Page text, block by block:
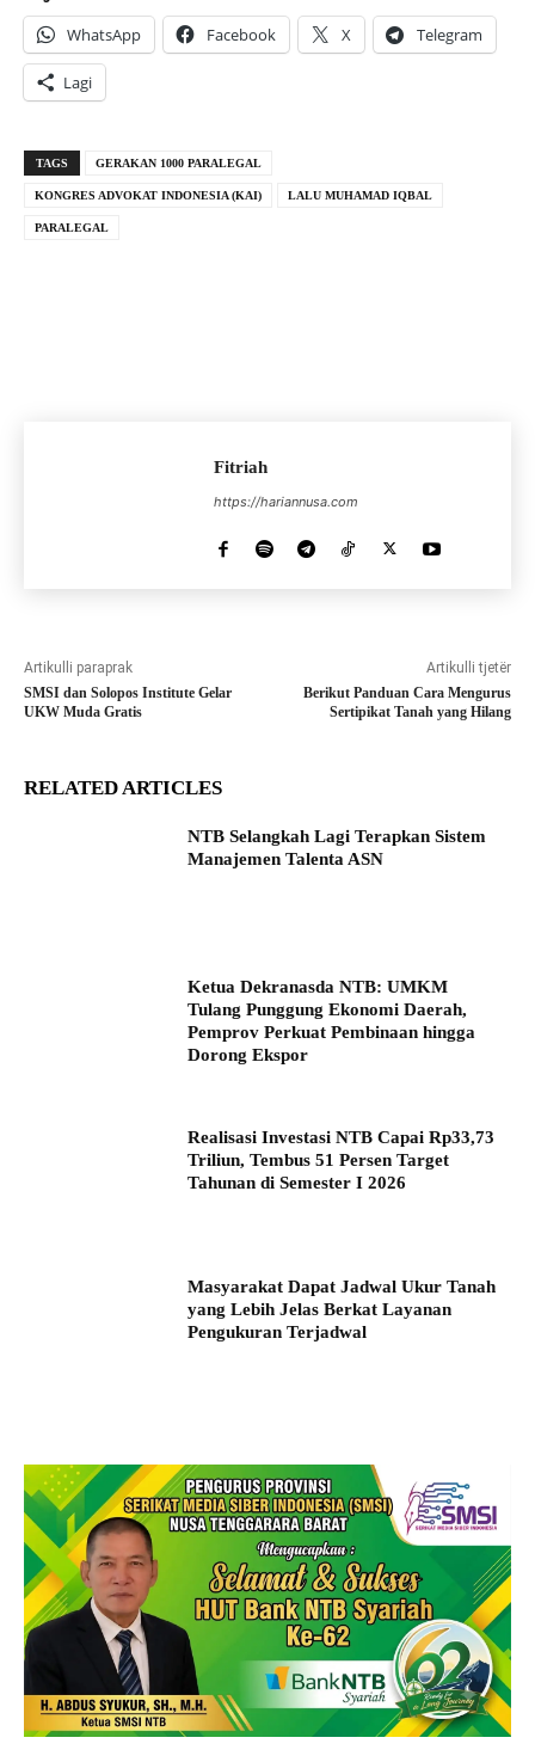
WhatsApp Facebook X Telegram
Lagi
TAGS GERAKAN 1000 PARALEGAL
KONGRES ADVOKAT INDONESIA (KAI) LALU MUHAMAD IQBAL
PARALEGAL
Fitriah
https://hariannusa.com
Artikulli paraprak
SMSI dan Solopos Institute Gelar
UKW Muda Gratis
Artikulli tjetër
Berikut Panduan Cara Mengurus
Sertipikat Tanah yang Hilang
RELATED ARTICLES
NTB Selangkah Lagi Terapkan Sistem
Manajemen Talenta ASN
Ketua Dekranasda NTB: UMKM
Tulang Punggung Ekonomi Daerah,
Pemprov Perkuat Pembinaan hingga
Dorong Ekspor
Realisasi Investasi NTB Capai Rp33,73
Triliun, Tembus 51 Persen Target
Tahunan di Semester I 2026
Masyarakat Dapat Jadwal Ukur Tanah
yang Lebih Jelas Berkat Layanan
Pengukuran Terjadwal